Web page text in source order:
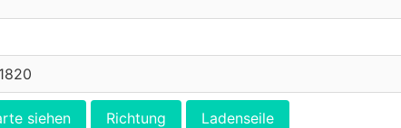
siehen Richtung Ladenseile